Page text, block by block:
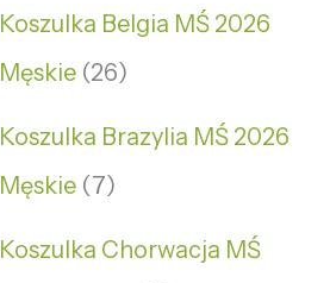
Koszulka Belgia MŚ 2026
Męskie 26
Koszulka Brazylia MŚ 2026
Męskie 7
Koszulka Chorwacja MŚ